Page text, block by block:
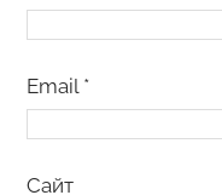
Email *
Сайт